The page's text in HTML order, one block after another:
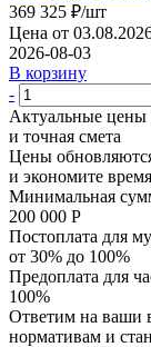
369 325 ₽/шт
Цена от
2026-08-03
В корзину
-
Актуальные цены
и точная смета
Цены
и экономите
Минимальная
200 000 Р
Постоплата для
от 30% до 100%
Предоплата для
100%
Ответим на ваши
нормативам и